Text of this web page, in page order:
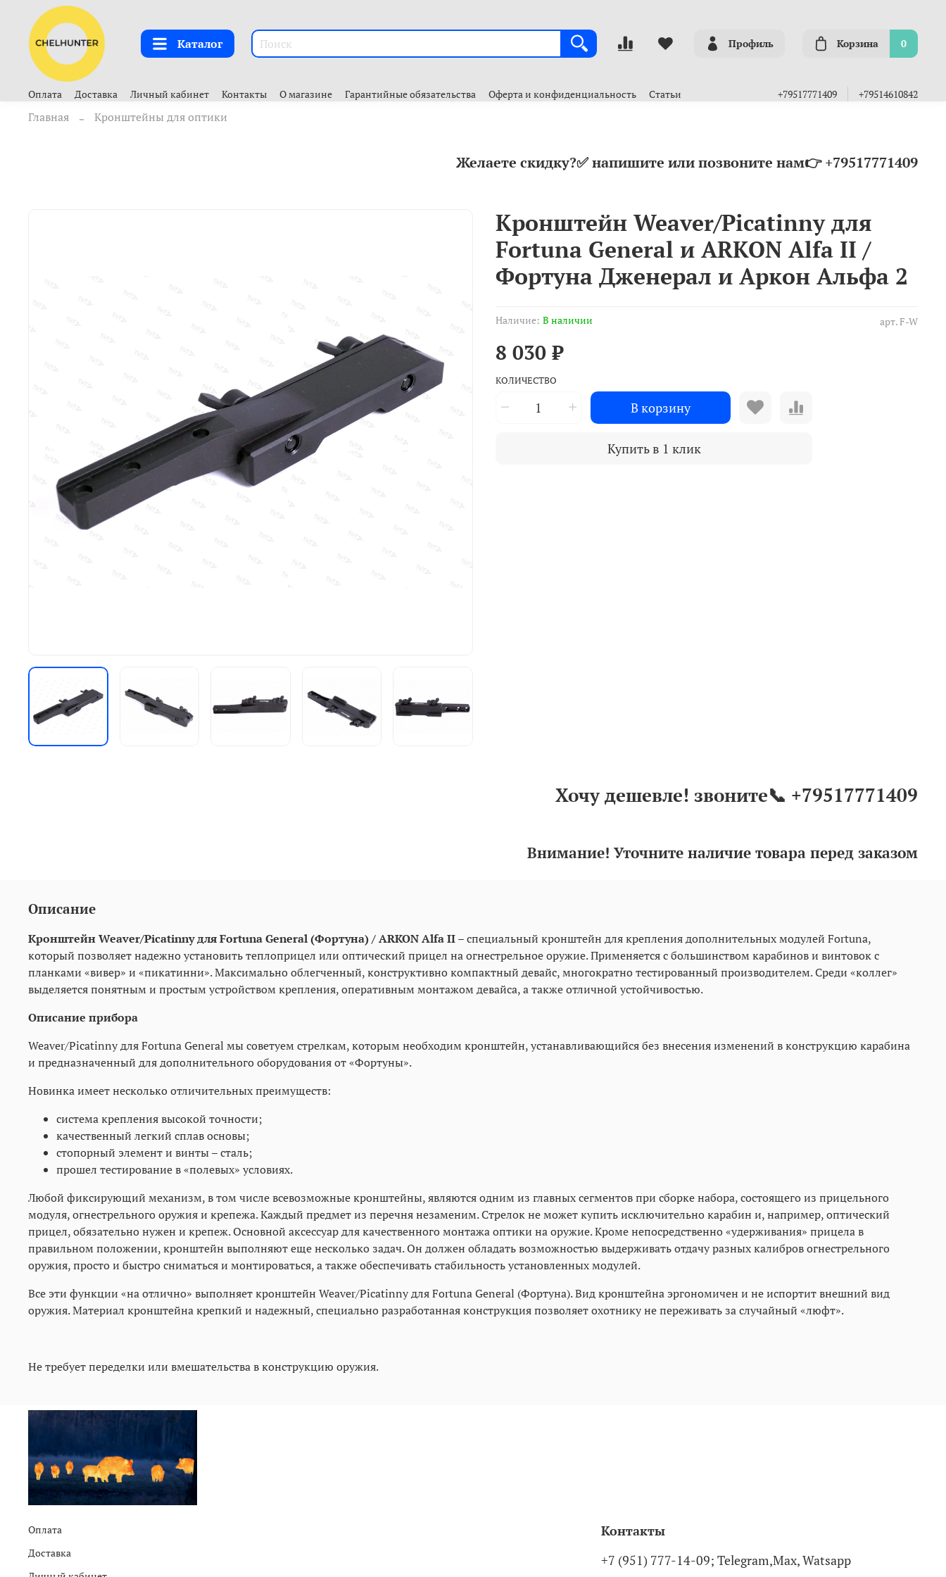
Каталог Профиль Корзина 0
Оплата Доставка Личный кабинет Контакты О магазине Гарантийные обязательства Оферта и конфиденциальность Статьи +79517771409 +79514610842
Главная Кронштейны для оптики
Желаете скидку?✅ напишите или позвоните нам👉 +79517771409
арт.F-W
Наличие: В наличии
Кронштейн Weaver/Picatinny для
Fortuna General и ARKON Alfa II /
Фортуна Дженерал и Аркон Альфа 2
8 030 ₽
КОЛИЧЕСТВО
В корзину
Купить в 1 клик
Хочу дешевле! звоните📞 +79517771409
Внимание! Уточните наличие товара перед заказом
Описание
Кронштейн Weaver/Picatinny для Fortuna General (Фортуна) / ARKON Alfa II– специальный кронштейн для крепления дополнительных модулей Fortuna,
который позволяет надежно установить теплоприцел или оптический прицел на огнестрельное оружие. Применяется с большинством карабинов и винтовок с
планками «вивер» и «пикатинни». Максимально облегченный, конструктивно компактный девайс, многократно тестированный производителем. Среди «коллег»
выделяется понятным и простым устройством крепления, оперативным монтажом девайса, а также отличной устойчивостью.
Описание прибора
Weaver/Picatinny для Fortuna General мы советуем стрелкам, которым необходим кронштейн, устанавливающийся без внесения изменений в конструкцию карабина
и предназначенный для дополнительного оборудования от «Фортуны».
Новинка имеет несколько отличительных преимуществ:
система крепления высокой точности;
качественный легкий сплав основы;
стопорный элемент и винты – сталь;
прошел тестирование в «полевых» условиях.
Любой фиксирующий механизм, в том числе всевозможные кронштейны, являются одним из главных сегментов при сборке набора, состоящего из прицельного
модуля, огнестрельного оружия и крепежа. Каждый предмет из перечня незаменим. Стрелок не может купить исключительно карабин и, например, оптический
прицел, обязательно нужен и крепеж. Основной аксессуар для качественного монтажа оптики на оружие. Кроме непосредственно «удерживания» прицела в
правильном положении, кронштейн выполняют еще несколько задач. Он должен обладать возможностью выдерживать отдачу разных калибров огнестрельного
оружия, просто и быстро сниматься и монтироваться, а также обеспечивать стабильность установленных модулей.
Все эти функции «на отлично» выполняет кронштейн Weaver/Picatinny для Fortuna General (Фортуна). Вид кронштейна эргономичен и не испортит внешний вид
оружия. Материал кронштейна крепкий и надежный, специально разработанная конструкция позволяет охотнику не переживать за случайный «люфт».
Не требует переделки или вмешательства в конструкцию оружия.
Оплата
Доставка
Контакты
+7 (951) 777-14-09; Telegram,Max, Watsapp